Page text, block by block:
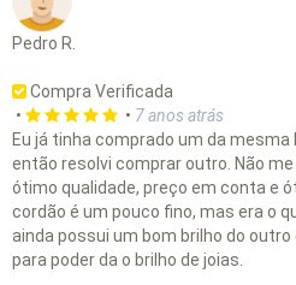
Pedro R.
Compra Verificada
•
• 7 anos atrás
Eu já tinha comprado um da
então resolvi comprar outro. Não
ótimo qualidade, preço em conta e
cordão é um pouco fino, mas era o
ainda possui um bom brilho do
para poder da o brilho de joias.